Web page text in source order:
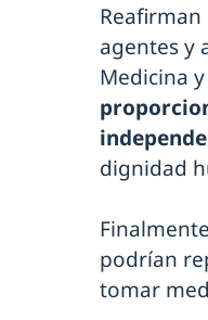
agentes y
Medicina
dignidad
podrían
tomar